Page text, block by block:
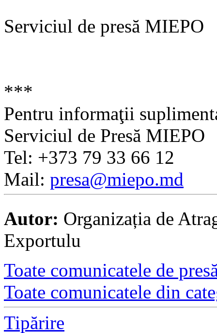
Serviciul de presă MIEPO
***
Pentru informaţii
Serviciul de Presă MIEPO
Tel: +373 79 33 66 12
Mail: presa@miepo.md
Autor: Organizația de
Exportulu
Toate comunicatele de
Toate comunicatele din
Tipărire